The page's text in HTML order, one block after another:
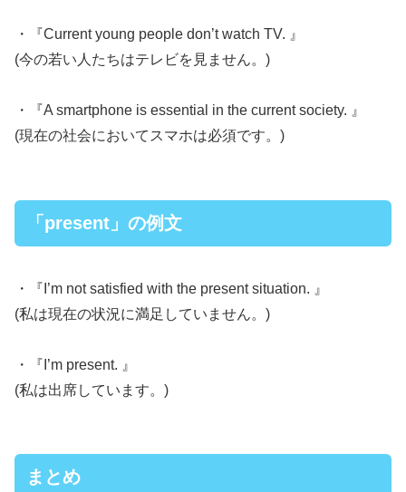
・『Current young people don’t watch TV. 』
(今の若い人たちはテレビを見ません。)
・『A smartphone is essential in the current society. 』
(現在の社会においてスマホは必須です。)
「present」の例文
・『I’m not satisfied with the present situation. 』
(私は現在の状況に満足していません。)
・『I’m present. 』
(私は出席しています。)
まとめ